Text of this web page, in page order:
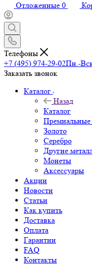
Отложенные 0
Телефоны
+7 (495) 974-29-02Пн.-
Заказать звонок
Каталог
Назад
Каталог
Премиальные
Золото
Серебро
Другие
Монеты
Аксессуары
Акции
Новости
Статьи
Как купить
Доставка
Оплата
Гарантии
FAQ
Контакты